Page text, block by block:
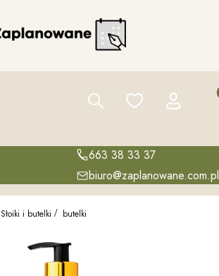
Szukaj Ulubione Zaloguj się
663 38 33 37
biuro@zaplanowane.com.pl
Słoiki i butelki butelki